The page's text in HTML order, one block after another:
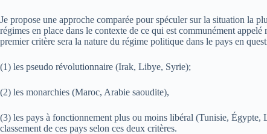
Je propose une approche comparée pour spéculer sur la situation la
régimes en place dans le contexte de ce qui est communément
premier critère sera la nature du régime politique dans le pays en
(1) les pseudo révolutionnaire (Irak, Libye, Syrie);
(2) les monarchies (Maroc, Arabie saoudite),
(3) les pays à fonctionnement plus ou moins libéral (Tunisie,
classement de ces pays selon ces deux critères.